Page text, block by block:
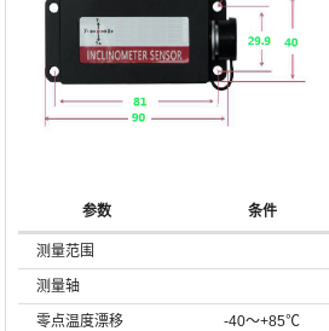
参数 条件
测量范围
测量轴
零点温度漂移 -40～+85℃